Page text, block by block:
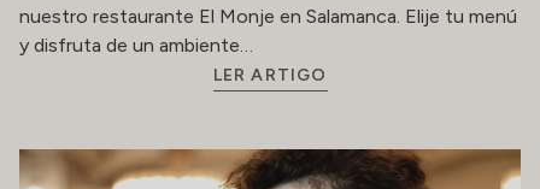
nuestro restaurante El Monje en Salamanca. Elije tu menú
y disfruta de un ambiente…
LER ARTIGO